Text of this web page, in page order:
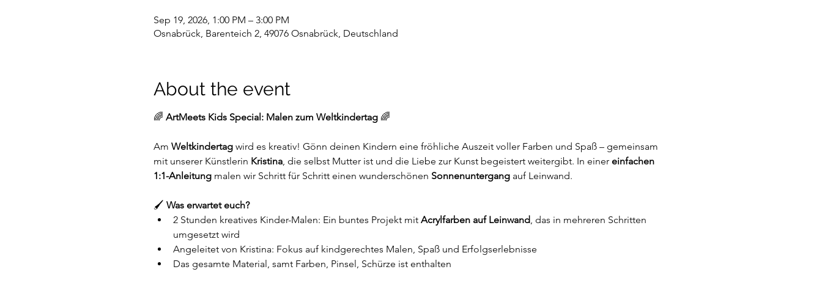
Sep 19, 2026, 1:00 PM – 3:00 PM
Osnabrück, Barenteich 2, 49076 Osnabrück, Deutschland
About the event
🌈 ArtMeets Kids Special: Malen zum Weltkindertag 🌈
Am Weltkindertag wird es kreativ! Gönn deinen Kindern eine fröhliche Auszeit voller Farben und Spaß – gemeinsam
mit unserer Künstlerin Kristina, die selbst Mutter ist und die Liebe zur Kunst begeistert weitergibt. In einer einfachen
1:1-Anleitung malen wir Schritt für Schritt einen wunderschönen Sonnenuntergang auf Leinwand.
🖌️ Was erwartet euch?
2 Stunden kreatives Kinder-Malen: Ein buntes Projekt mit Acrylfarben auf Leinwand, das in mehreren Schritten
umgesetzt wird
Angeleitet von Kristina: Fokus auf kindgerechtes Malen, Spaß und Erfolgserlebnisse
Das gesamte Material, samt Farben, Pinsel, Schürze ist enthalten